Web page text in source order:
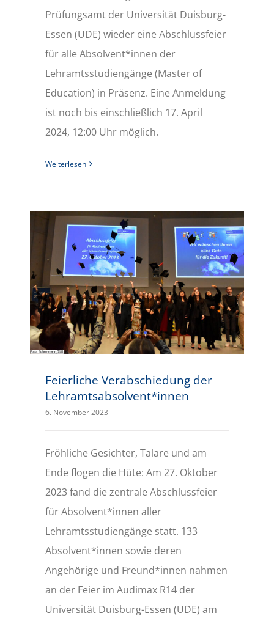
Prüfungsamt der Universität Duisburg-
Essen (UDE) wieder eine Abschlussfeier
für alle Absolvent*innen der
Lehramtsstudiengänge (Master of
Education) in Präsenz. Eine Anmeldung
ist noch bis einschließlich 17. April
2024, 12:00 Uhr möglich.
Weiterlesen
Feierliche Verabschiedung der
Lehramtsabsolvent*innen
6. November 2023
Fröhliche Gesichter, Talare und am
Ende flogen die Hüte: Am 27. Oktober
2023 fand die zentrale Abschlussfeier
für Absolvent*innen aller
Lehramtsstudiengänge statt. 133
Absolvent*innen sowie deren
Angehörige und Freund*innen nahmen
an der Feier im Audimax R14 der
Universität Duisburg-Essen (UDE) am